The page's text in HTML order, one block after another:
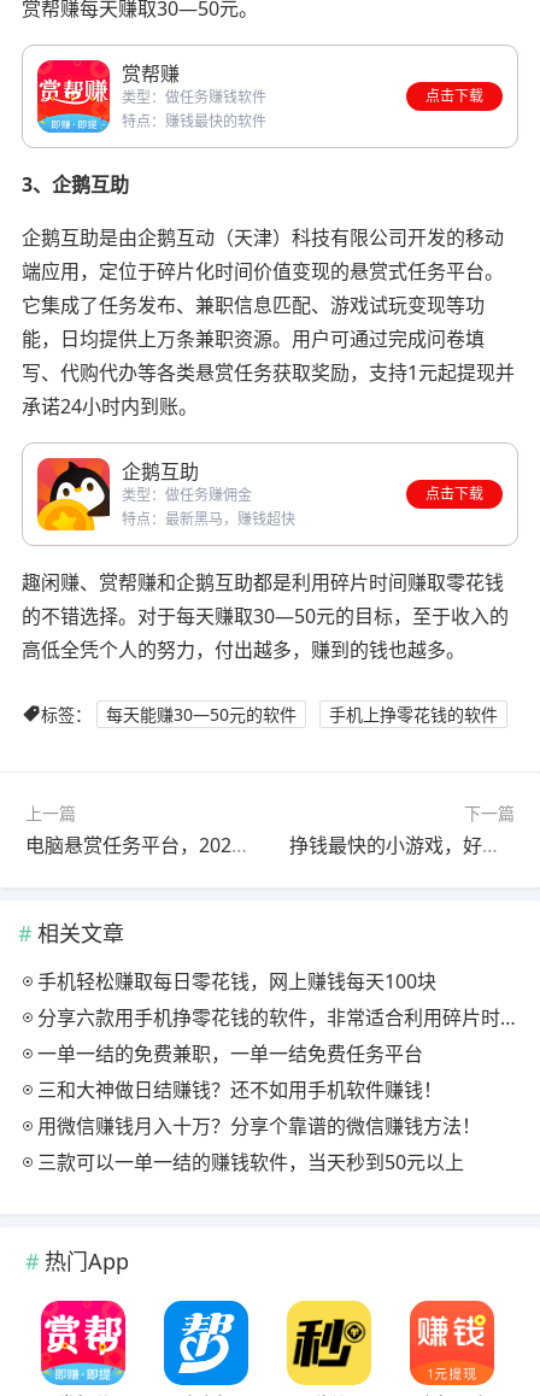
赏帮赚每天赚取30—50元。
赏帮赚
类型：做任务赚钱软件
特点：赚钱最快的软件
点击下载
3、企鹅互助
企鹅互助是由企鹅互动（天津）科技有限公司开发的移动
端应用，定位于碎片化时间价值变现的悬赏式任务平台。
它集成了任务发布、兼职信息匹配、游戏试玩变现等功
能，日均提供上万条兼职资源。用户可通过完成问卷填
写、代购代办等各类悬赏任务获取奖励，支持1元起提现并
承诺24小时内到账。
企鹅互助
类型：做任务赚佣金
特点：最新黑马，赚钱超快
点击下载
趣闲赚、赏帮赚和企鹅互助都是利用碎片时间赚取零花钱
的不错选择。对于每天赚取30—50元的目标，至于收入的
高低全凭个人的努力，付出越多，赚到的钱也越多。
标签： 每天能赚30—50元的软件 手机上挣零花钱的软件
上一篇
电脑悬赏任务平台，2026年悬赏任务平台
下一篇
挣钱最快的小游戏，好玩的赚钱小游戏
相关文章
手机轻松赚取每日零花钱，网上赚钱每天100块
分享六款用手机挣零花钱的软件，非常适合利用碎片时间尝试
一单一结的免费兼职，一单一结免费任务平台
三和大神做日结赚钱？还不如用手机软件赚钱！
用微信赚钱月入十万？分享个靠谱的微信赚钱方法！
三款可以一单一结的赚钱软件，当天秒到50元以上
热门App